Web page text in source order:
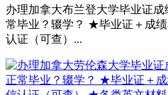
办理加拿大布兰登大学毕业证成
常毕业？辍学？ ★毕业证＋成
认证（可查）...